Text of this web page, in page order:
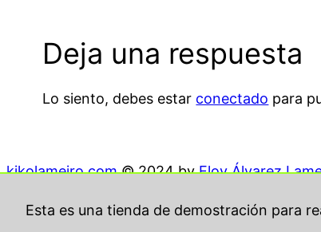
Esta es una tienda de demostración para
Deja una respuesta
Lo siento, debes estar conectado para
kikolameiro.com© 2024 byEloy Álvarez